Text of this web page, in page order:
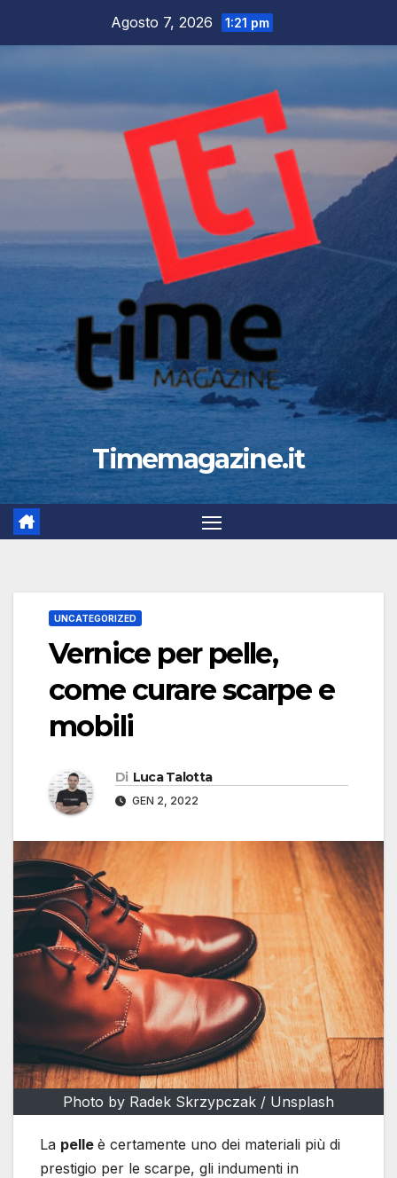
Agosto 7, 2026 1:21 pm
Timemagazine.it
UNCATEGORIZED
Vernice per pelle,
come curare scarpe e
mobili
Di Luca Talotta
GEN 2, 2022
Photo by Radek Skrzypczak / Unsplash
La pelle è certamente uno dei materiali più di
prestigio per le scarpe, gli indumenti in